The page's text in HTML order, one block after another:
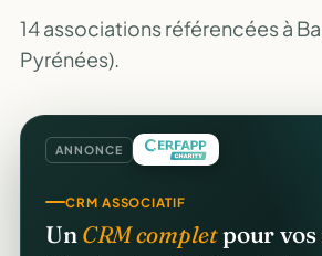
14 associations référencées à
Pyrénées).
ANNONCE
REÇUS FISCAUX
Vos reçusCERFA
CRM ASSOCIATIF
UnCRM completpour vos